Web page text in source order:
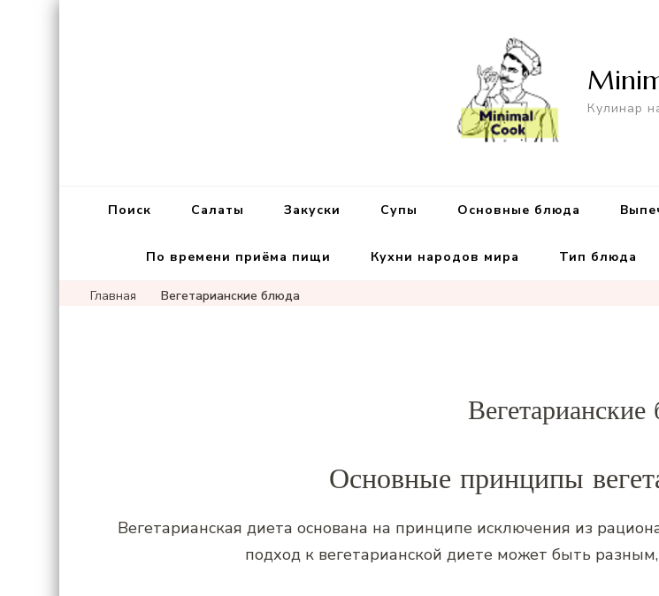
Кулинар
Поиск Салаты Закуски Супы Основные блюда
По времени приёма пищи Кухни народов мира Тип блюда
Главная Вегетарианские блюда
Вегетарианские
Основные принципы
Вегетарианская диета основана на принципе исключения из
подход к вегетарианской диете может быть